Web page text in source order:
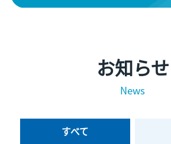
お知らせ
News
すべて